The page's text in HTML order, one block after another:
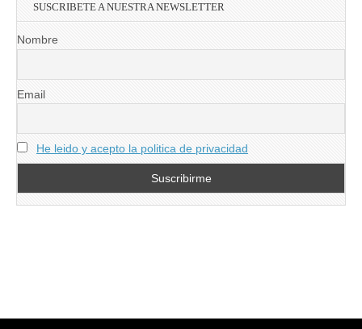
SUSCRIBETE A NUESTRA NEWSLETTER
Nombre
Email
He leido y acepto la politica de privacidad